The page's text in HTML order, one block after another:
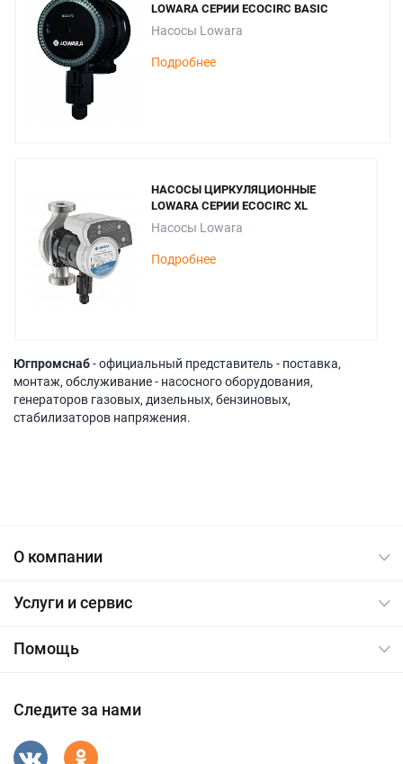
LOWARA СЕРИИ ECOCIRC BASIC
Насосы Lowara
Подробнее
НАСОСЫ ЦИРКУЛЯЦИОННЫЕ
LOWARA СЕРИИ ECOCIRC XL
Насосы Lowara
Подробнее
Югпромснаб- официальный представитель - поставка,
монтаж, обслуживание - насосного оборудования,
генераторов газовых, дизельных, бензиновых,
стабилизаторов напряжения.
О компании
Услуги и сервис
Помощь
Следите за нами